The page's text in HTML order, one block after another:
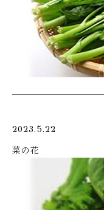
2023.5.22
菜の花